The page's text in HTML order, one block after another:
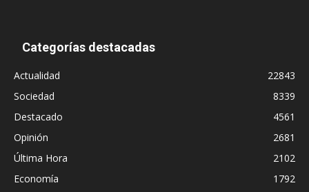
Categorías destacadas
Actualidad
22843
Sociedad
8339
Destacado
4561
Opinión
2681
Última Hora
2102
Economía
1792